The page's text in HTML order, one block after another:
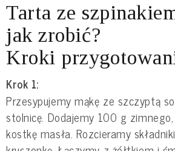
Tarta ze
jak zrobić?
Kroki
Krok 1:
Przesypujemy mąkę ze szczyptą
stolnicę. Dodajemy 100 g
kostkę masła. Rozcieramy